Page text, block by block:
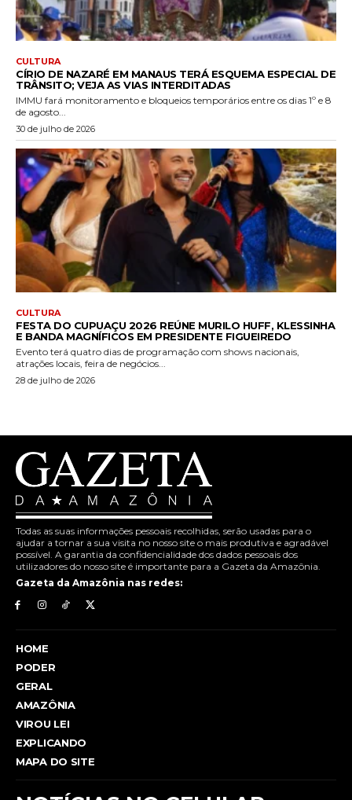
CULTURA
CÍRIO DE NAZARÉ EM MANAUS TERÁ ESQUEMA ESPECIAL DE
TRÂNSITO; VEJA AS VIAS INTERDITADAS
IMMU fará monitoramento e bloqueios temporários entre os dias 1º e 8
de agosto...
30 de julho de 2026
CULTURA
FESTA DO CUPUAÇU 2026 REÚNE MURILO HUFF, KLESSINHA
E BANDA MAGNÍFICOS EM PRESIDENTE FIGUEIREDO
Evento terá quatro dias de programação com shows nacionais,
atrações locais, feira de negócios...
28 de julho de 2026
Todas as suas informações pessoais recolhidas, serão usadas para o
ajudar a tornar a sua visita no nosso site o mais produtiva e agradável
possível. A garantia da confidencialidade dos dados pessoais dos
utilizadores do nosso site é importante para a Gazeta da Amazônia.
Gazeta da Amazônia nas redes:
HOME
PODER
GERAL
AMAZÔNIA
VIROU LEI
EXPLICANDO
MAPA DO SITE